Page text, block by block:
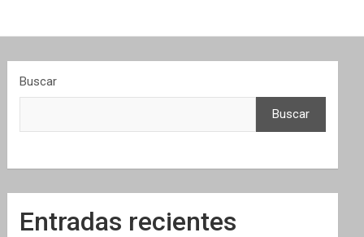
Buscar
Buscar
Entradas recientes